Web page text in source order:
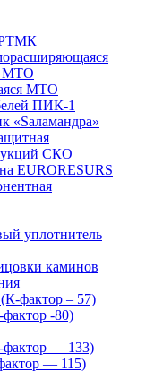
РТМК
МТО
МТО
ПИК-1
«Sаламандра»
СКО
EURORESURS
уплотнитель
каминов
фактор – 57)
-80)
фактор — 133)
— 115)